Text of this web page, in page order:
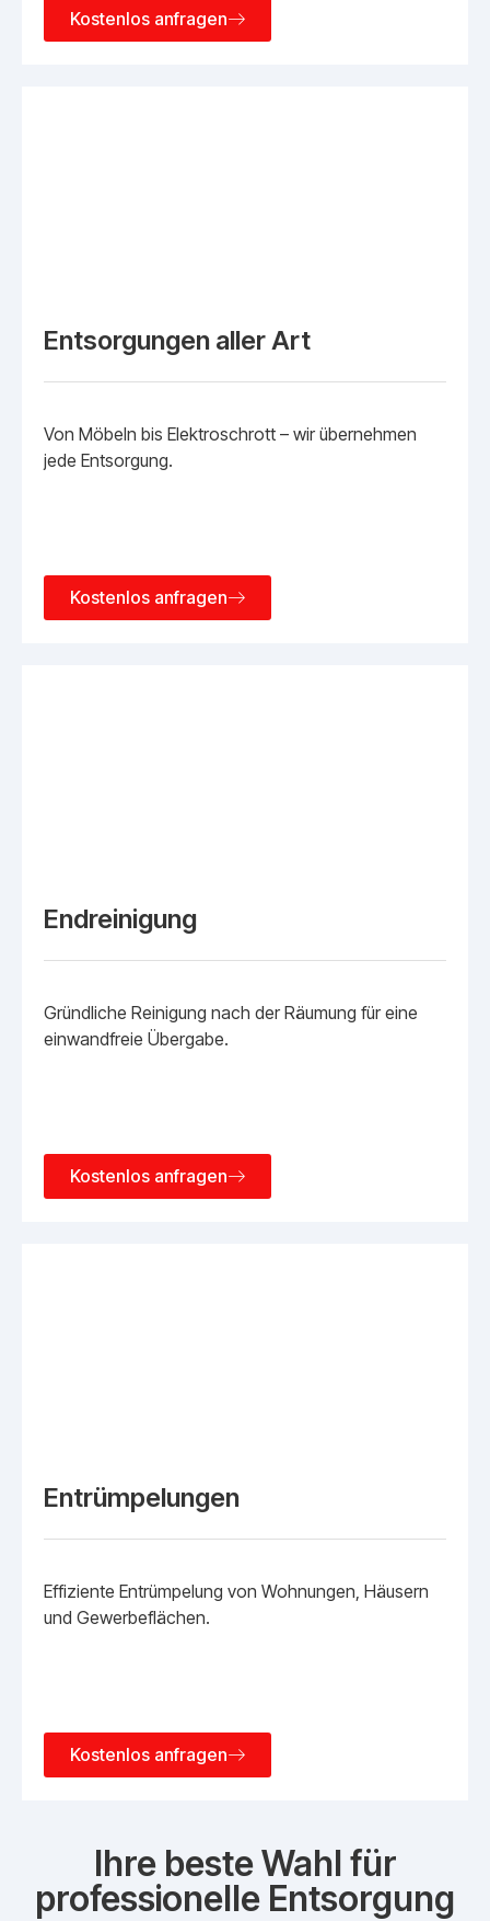
Kostenlos anfragen
Entsorgungen aller Art
Von Möbeln bis Elektroschrott – wir übernehmen
jede Entsorgung.
Kostenlos anfragen
Endreinigung
Gründliche Reinigung nach der Räumung für eine
einwandfreie Übergabe.
Kostenlos anfragen
Entrümpelungen
Effiziente Entrümpelung von Wohnungen, Häusern
und Gewerbeflächen.
Kostenlos anfragen
Ihre beste Wahl für
professionelle Entsorgung